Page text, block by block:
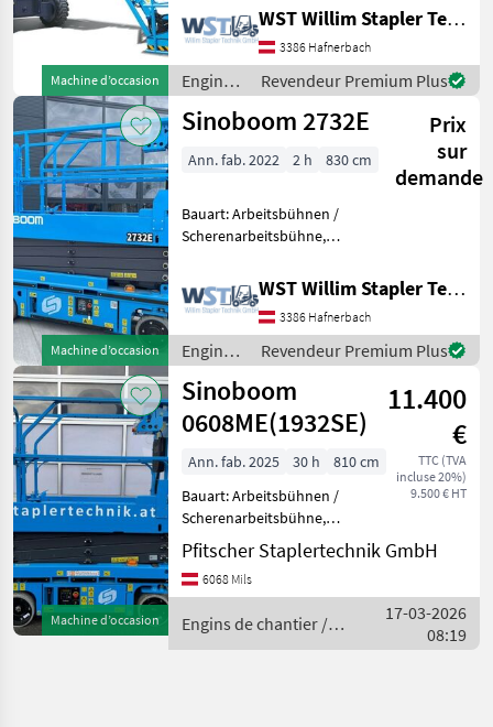
tous
les 20
MARKETPLACE
Marketplace
Offres des
distributeurs
Petites
annonces
Machine d’occasion
2000mm, Engins de
chantier Rampes
hydrauliques
WST Willim Stapler Technik GmbH
3386 Hafnerbach
Engins
de
chantier
Sinoboom
Revendeur Premium Plus
Machine d’occasion
Sinoboom 2732E
Prix
sur
demande
Ann. fab. 2022 2 h 830 cm
Bauart: Arbeitsbühnen /
Scherenarbeitsbühne,
chantier Rampes
hydrauliques
WST Willim Stapler Technik GmbH
3386 Hafnerbach
Engins
de
chantier
/
Sinoboom
Revendeur Premium Plus
Machine d’occasion
Sinoboom
0608ME(1932SE)
11.400
€
TTC (TVA
incluse 20%)
9.500 € HT
Ann. fab. 2025 30 h
810 cm
Bauart: Arbeitsbühnen /
Scherenarbeitsbühne,
Tragkraft: 230kg, Bauhöhe:
2140mm, Batterie: Bj. 2025
24V 225Ah , Bereifung
, Bereifung hinte
Pfitscher Staplertechnik GmbH
6068 Mils
Engins de chantier /
Sinoboom
17-03-2026
08:19